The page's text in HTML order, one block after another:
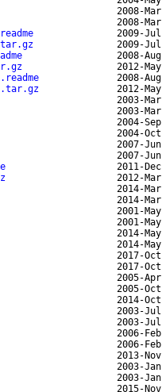
2008-
2008-
2009-
2009-
2008-
2012-
2008-
2012-
2003-
2003-
2004-
2004-
2007-
2007-
2011-
2012-
2014-
2014-
2001-
2001-
2014-
2014-
2017-
2017-
2005-
2005-
2014-
2003-
2003-
2006-
2006-
2013-
2003-
2003-
2015-